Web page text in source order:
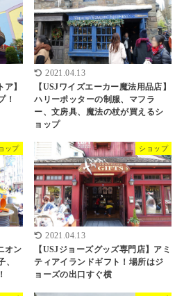
】
！
2021.04.13
【USJワイズエーカー魔法用品店】
ハリーポッターの制服、マフラ
ー、文房具、魔法の杖が買えるシ
ョップ
ップ
オン
、
ショップ
2021.04.13
【USJジョーズグッズ専門店】アミ
ティアイランドギフト！場所はジ
ョーズの出口すぐ横